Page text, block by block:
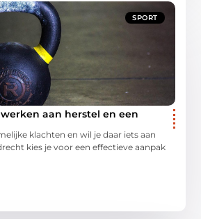
SPORT
aan herstel en een
klachten en wil je daar iets aan
kies je voor een effectieve aanpak